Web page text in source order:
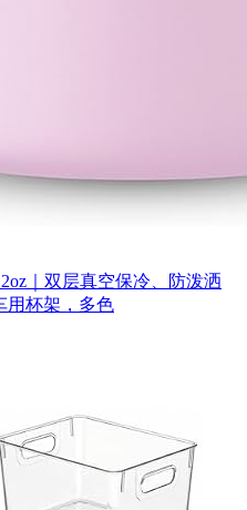
｜双层真空保冷、防泼洒
用杯架，多色